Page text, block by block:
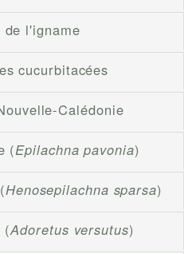
de l'igname
cucurbitacées
Calédonie
(Epilachna pavonia)
Henosepilachna sparsa)
(Adoretus versutus)